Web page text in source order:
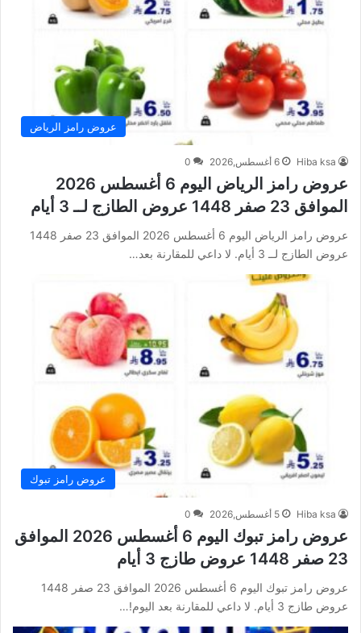
عروض رامز الرياض
Hiba ksa 6 أغسطس,2026 0
عروض رامز الرياض اليوم 6 أغسطس 2026
الموافق 23 صفر 1448 عروض الطازج لــ 3 أيام
عروض رامز الرياض اليوم 6 أغسطس 2026 الموافق 23 صفر 1448
عروض الطازج لــ 3 أيام. لا داعي للمقارنة بعد…
عروض رامز تبوك
Hiba ksa 5 أغسطس,2026 0
عروض رامز تبوك اليوم 6 أغسطس 2026 الموافق
23 صفر 1448 عروض طازج 3 أيام
عروض رامز تبوك اليوم 6 أغسطس 2026 الموافق 23 صفر 1448
عروض طازج 3 أيام. لا داعي للمقارنة بعد اليوم!…